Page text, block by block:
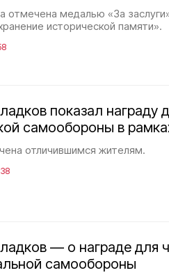
отмечена медалью «За
исторической памяти».
показал награду
самообороны в
отличившимся жителям.
— о награде для
самообороны